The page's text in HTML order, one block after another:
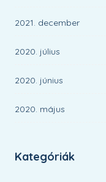
2021. december
2020. július
2020. június
2020. május
Kategóriák